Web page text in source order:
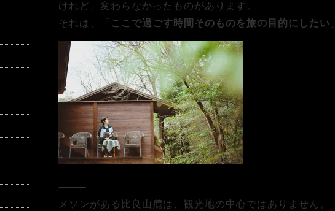
けれど、変わらなかったものがあります。
それは、「 ここで過ごす時間そのものを旅の目的にしたい
⸻
メソンがある比良山麓は、観光地の中心ではありません。